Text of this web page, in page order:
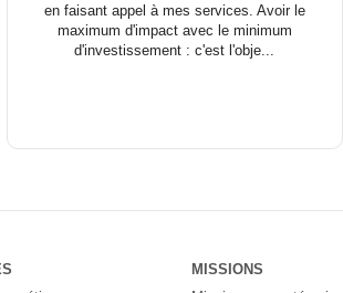
en faisant appel à mes services. Avoir le
maximum d'impact avec le minimum
d'investissement : c'est l'obje...
MISSIONS